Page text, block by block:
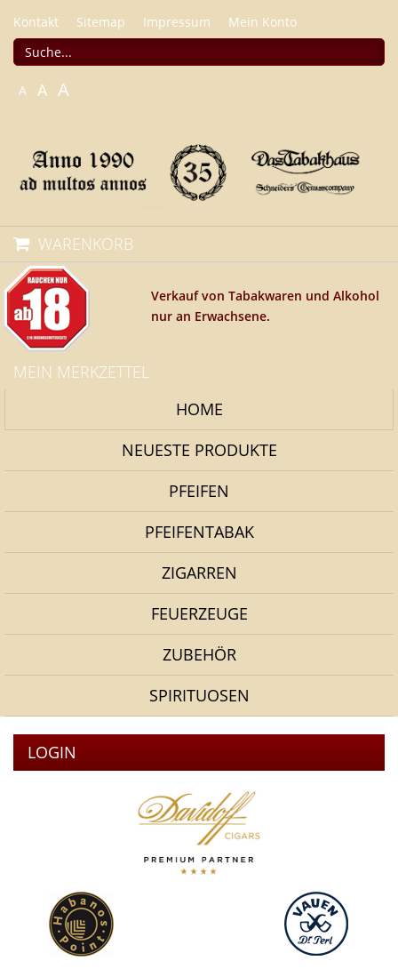
Kontakt Sitemap Impressum Mein Konto
A A A
WARENKORB
Verkauf von Tabakwaren und Alkohol
nur an Erwachsene.
MEIN MERKZETTEL
HOME
NEUESTE PRODUKTE
PFEIFEN
PFEIFENTABAK
ZIGARREN
FEUERZEUGE
ZUBEHÖR
SPIRITUOSEN
LOGIN